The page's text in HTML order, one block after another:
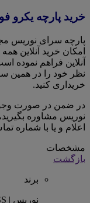
خرید پارچه یکرو فول
پارچه سرای نوریس
امکان خرید آنلاین
آنلاین فراهم نموده
نظر خود را در همین
خریداری کنید.
در ضمن در صورت وجود
نوریس مشاوره
اعلام و یا با شماره تماس 02166410580 تماس حاصل
مشخصات
بازگشت
برند
نوریس | NORISS